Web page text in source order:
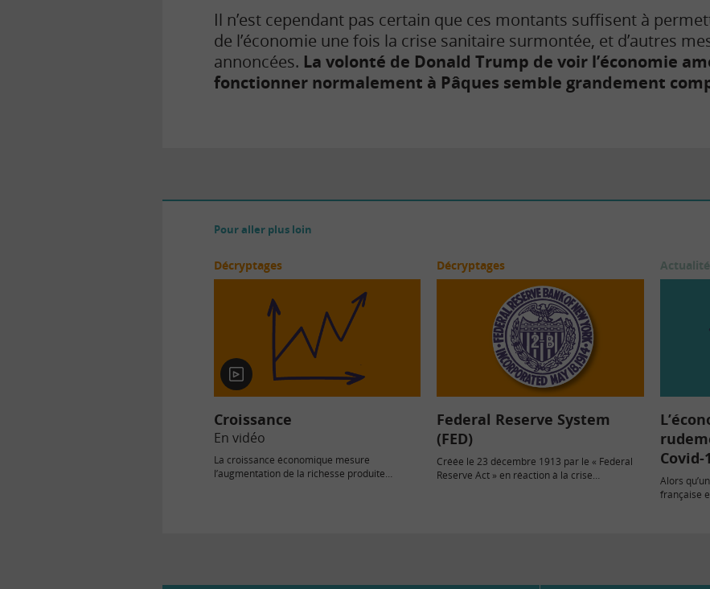
Il n’est cependant pas certain que ces montants suffisent à
de l’économie une fois la crise sanitaire surmontée, et d’autres
annoncées. La volonté de Donald Trump de voir l’économie
fonctionner normalement à Pâques semble grandement
Pour aller plus loin
Décryptages
En
vidéo
Croissance
En vidéo
La croissance économique mesure
l’augmentation de la richesse produite
Décryptages
Federal Reserve System
(FED)
Créée le 23 décembre 1913 par le « Federal
Reserve Act » en réaction à la crise
Covid-
Alors
française